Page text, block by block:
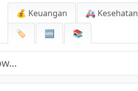
💰 Keuangan 🚑 Kesehatan
🏷️
🆕 📚